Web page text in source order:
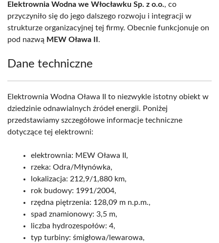
Elektrownia Wodna we Włocławku Sp. z o.o., co
przyczyniło się do jego dalszego rozwoju i integracji w
strukturze organizacyjnej tej firmy. Obecnie funkcjonuje on
pod nazwą MEW Oława II .
Dane techniczne
Elektrownia Wodna Oława II to niezwykle istotny obiekt w
dziedzinie odnawialnych źródeł energii. Poniżej
przedstawiamy szczegółowe informacje techniczne
dotyczące tej elektrowni:
elektrownia: MEW Oława II,
rzeka: Odra/Młynówka,
lokalizacja: 212,9/1,880 km,
rok budowy: 1991/2004,
rzędna piętrzenia: 128,09 m n.p.m.,
spad znamionowy: 3,5 m,
liczba hydrozespołów: 4,
typ turbiny: śmigłowa/lewarowa,